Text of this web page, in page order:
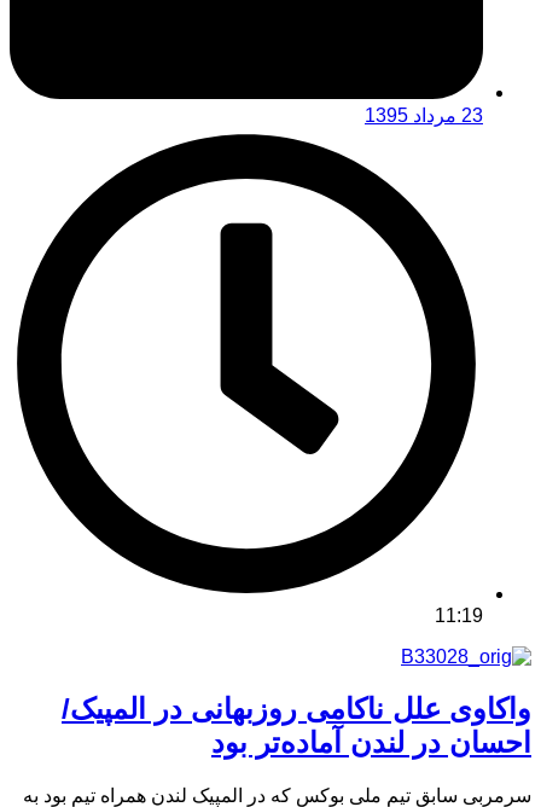
23 مرداد 1395
11:19
واکاوی علل ناکامی روزبهانی در المپیک/
احسان در لندن آماده‌تر بود
سرمربی سابق تیم ملی بوکس که در المپیک لندن همراه تیم بود به